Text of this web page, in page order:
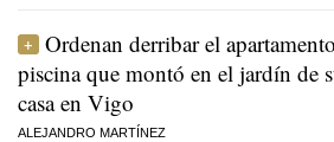
Ordenan derribar el
piscina que montó en el jardín de
casa en Vigo
ALEJANDRO MARTÍNEZ